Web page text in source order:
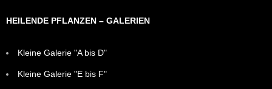
HEILENDE PFLANZEN – GALERIEN
Kleine Galerie "A bis D"
Kleine Galerie "E bis F"